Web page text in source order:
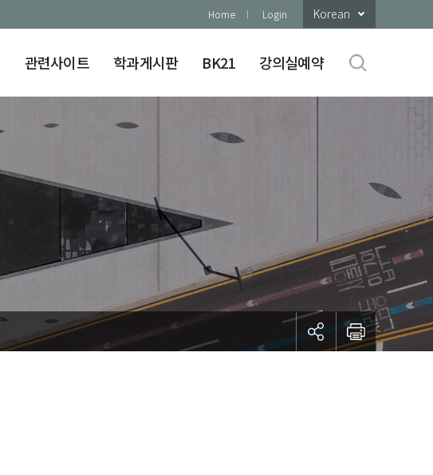
Home Login Korean
관련사이트 학과게시판 BK21 강의실예약